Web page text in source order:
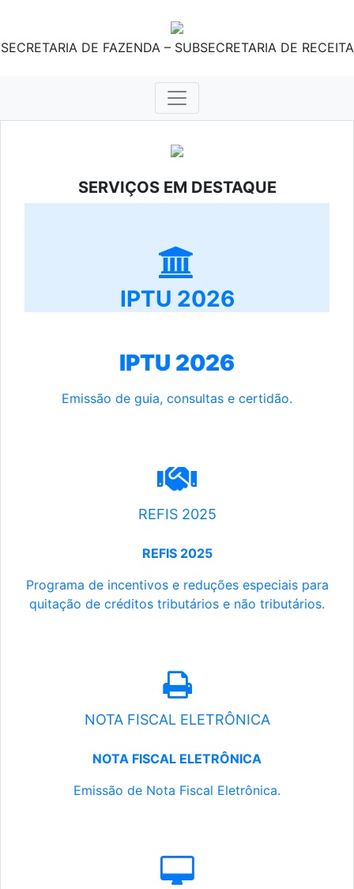
SECRETARIA DE FAZENDA – SUBSECRETARIA DE RECEITA
SERVIÇOS EM DESTAQUE
IPTU 2026
IPTU 2026
Emissão de guia, consultas e certidão.
REFIS 2025
REFIS 2025
Programa de incentivos e reduções especiais para
quitação de créditos tributários e não tributários.
NOTA FISCAL ELETRÔNICA
NOTA FISCAL ELETRÔNICA
Emissão de Nota Fiscal Eletrônica.